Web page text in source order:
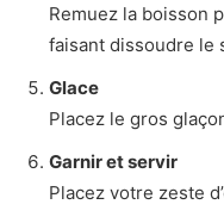
Remuez la boisson
faisant dissoudre le
Glace
Placez le gros
Garnir et servir
Placez votre zeste